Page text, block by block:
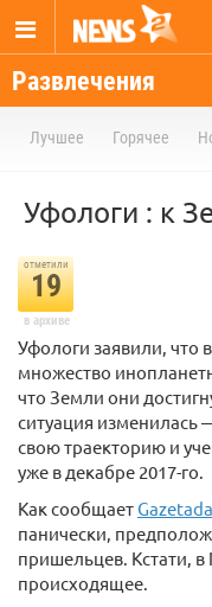
Развлечения
Лучшее Горячее
Уфологи : к
отметили
19
в архиве
Уфологи заявили, что
множество
что Земли они
ситуация изменилась
свою траекторию и
уже в декабре 2017-го.
Как сообщает
панически,
пришельцев. Кстати,
происходящее.